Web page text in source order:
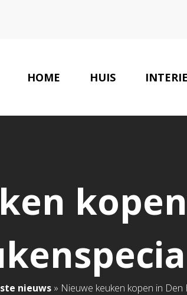
HOME HUIS
nieuws» Nieuwe keuken kopen in